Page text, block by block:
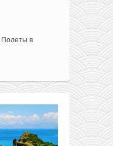
Полеты в